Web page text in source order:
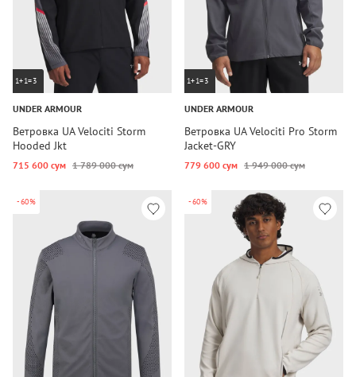
1+1=3
UNDER ARMOUR
Ветровка UA Velociti Storm
Hooded Jkt
715 600 сум 1 789 000 сум
1+1=3
UNDER ARMOUR
Ветровка UA Velociti Pro Storm
Jacket-GRY
779 600 сум 1 949 000 сум
-60% -60%